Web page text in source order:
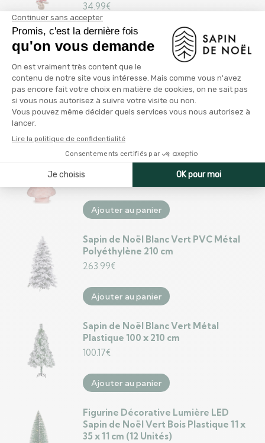
34.99€
Ajouter au panier
Sapin de Noël Rouge guirlande (38 x 38
x 105 cm)
21.99€
Sapin de Noël Rond Polaire Rose (22 x
15.99
Ajouter au panier
Sapin de Noël Blanc Vert PVC Métal
Polyéthylène 210 cm
263.99€
Ajouter au panier
Sapin de Noël Blanc Vert Métal
Plastique 100 x 210 cm
100.17€
Ajouter au panier
Figurine Décorative Lumière LED
Sapin de Noël Vert Bois Plastique 11 x
35 x 11 cm (12 Unités)